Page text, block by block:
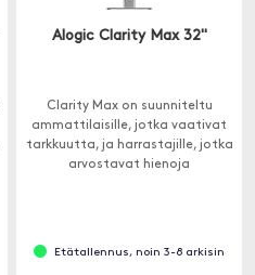
Alogic Clarity Max 32"
Clarity Max on suunniteltu
ammattilaisille, jotka vaativat
tarkkuutta, ja harrastajille, jotka
arvostavat hienoja
Etätallennus, noin 3-8 arkisin